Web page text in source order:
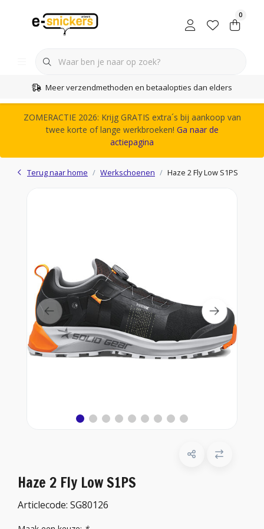
0
Meer verzendmethoden en betaalopties dan elders
ZOMERACTIE 2026: Krijg GRATIS extra´s bij aankoop van
twee korte of lange werkbroeken! Ga naar de
actiepagina
Terug naar home Werkschoenen Haze 2 Fly Low S1PS
Haze 2 Fly Low S1PS
Articlecode: SG80126